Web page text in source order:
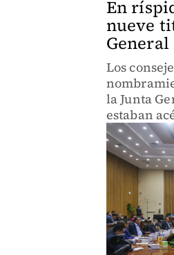
En
nueve
Los
la Junta
estaban